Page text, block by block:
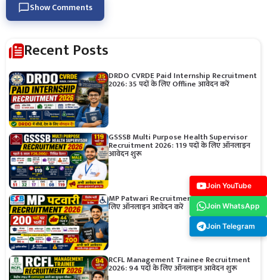
Show Comments
Recent Posts
DRDO CVRDE Paid Internship Recruitment
2026: 35 पदों के लिए Offline आवेदन करें
GSSSB Multi Purpose Health Supervisor
Recruitment 2026: 119 पदों के लिए ऑनलाइन
आवेदन शुरू
MP Patwari Recruitment 2026: 200 पदों के
लिए ऑनलाइन आवेदन करें
RCFL Management Trainee Recruitment
2026: 94 पदों के लिए ऑनलाइन आवेदन शुरू
Join YouTube
Join WhatsApp
Join Telegram